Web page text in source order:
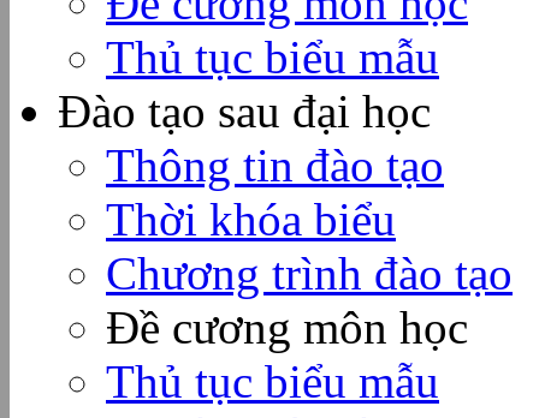
Thủ tục biểu mẫu
Đào tạo sau đại học
Thông tin đào tạo
Thời khóa biểu
Chương trình đào tạo
Đề cương môn học
Thủ tục biểu mẫu